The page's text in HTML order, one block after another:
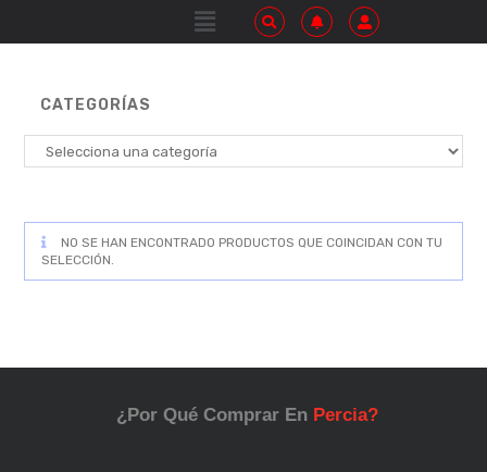
CATEGORÍAS
NO SE HAN ENCONTRADO PRODUCTOS QUE COINCIDAN CON TU
SELECCIÓN.
¿Por Qué Comprar En Percia?